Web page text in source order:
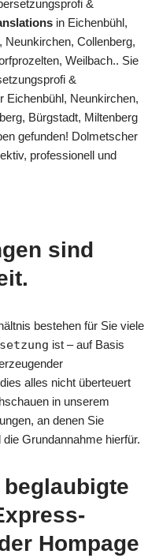
&
in Eichenbühl,
Neunkirchen, Collenberg,
Weilbach.. Sie
&
Eichenbühl, Neunkirchen,
Bürgstadt, Miltenberg
gefunden! Dolmetscher
professionell und
sind
bestehen für Sie viele
ist – auf Basis
alles nicht überteuert
in unserem
an denen Sie
Grundannahme hierfür.
Hompage